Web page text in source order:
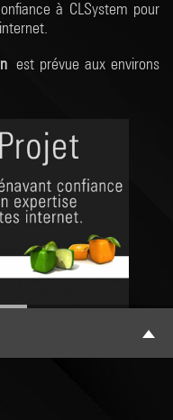
à CLSystem pour
est prévue aux environs